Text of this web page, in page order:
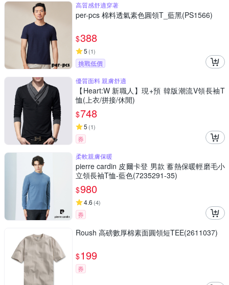
高質感舒適穿著
per-pcs 棉料透氣素色圓領T_藍黑(PS1566)
$388
5 (1)
挑戰低價
優質面料 親膚舒適
【Heart:W 新職人】現+預 韓版潮流V領長袖T
恤(上衣/拼接/休閒)
$748
5 (1)
券
柔軟親膚保暖
pierre cardin 皮爾卡登 男款 蓄熱保暖輕磨毛小
立領長袖T恤-藍色(7235291-35)
$980
4.6 (4)
券
Roush 高磅數厚棉素面圓領短TEE(2611037)
$199
券